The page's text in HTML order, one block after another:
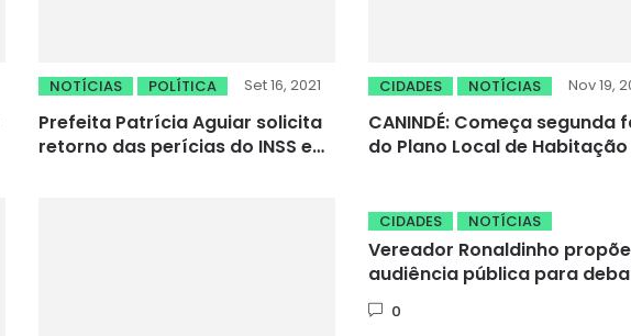
NOTÍCIAS POLÍTICA Set 16, 2021
Prefeita Patrícia Aguiar solicita
retorno das perícias do INSS em
CIDADES NOTÍCIAS Nov 19,
CANINDÉ: Começa segunda
do Plano Local de Habitação
CIDADES NOTÍCIAS
Vereador Ronaldinho propõe
audiência pública para
a sanção ou não da redução
IPTU, ISSQN e CIP em Tauá
0